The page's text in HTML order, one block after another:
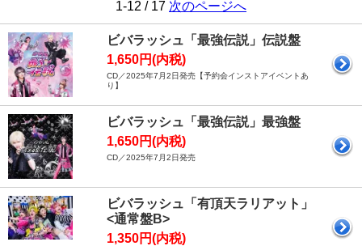
1-12 / 17 次のページへ
ビバラッシュ「最強伝説」伝説盤
1,650円(内税)
CD／2025年7月2日発売【予約会インストアイベントあ
り】
ビバラッシュ「最強伝説」最強盤
1,650円(内税)
CD／2025年7月2日発売
ビバラッシュ「有頂天ラリアット」
<通常盤B>
1,350円(内税)